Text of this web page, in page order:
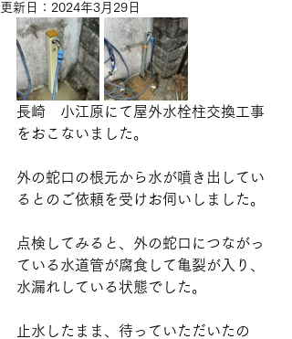
更新日： 2024年3月29日
長崎　小江原にて屋外水栓柱交換工事
をおこないました。
外の蛇口の根元から水が噴き出してい
るとのご依頼を受けお伺いしました。
点検してみると、外の蛇口につながっ
ている水道管が腐食して亀裂が入り、
水漏れしている状態でした。
止水したまま、待っていただいたの